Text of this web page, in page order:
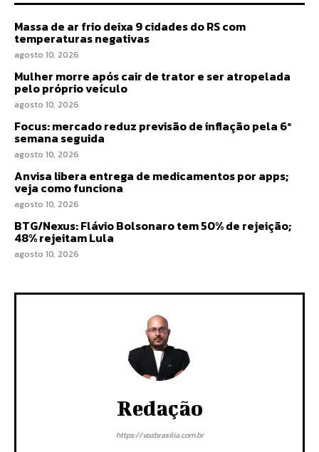
Massa de ar frio deixa 9 cidades do RS com
temperaturas negativas
agosto 10, 2026
Mulher morre após cair de trator e ser atropelada
pelo próprio veículo
agosto 10, 2026
Focus: mercado reduz previsão de inflação pela 6ª
semana seguida
agosto 10, 2026
Anvisa libera entrega de medicamentos por apps;
veja como funciona
agosto 10, 2026
BTG/Nexus: Flávio Bolsonaro tem 50% de rejeição;
48% rejeitam Lula
agosto 10, 2026
Redação
https://vozbrasilia.com.br